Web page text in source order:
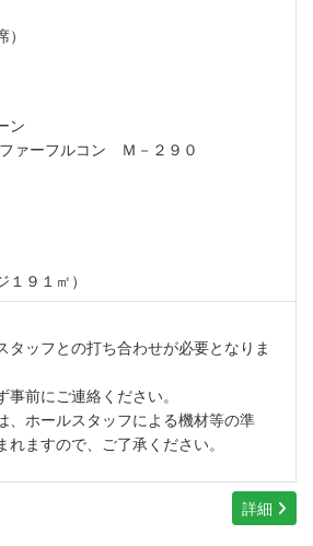
ン
ァーフルコン Ｍ－２９０
９１㎡）
タッフとの打ち合わせが必要となりま
前にご連絡ください。
、ホールスタッフによる機材等の準
ますので、ご了承ください。
詳細